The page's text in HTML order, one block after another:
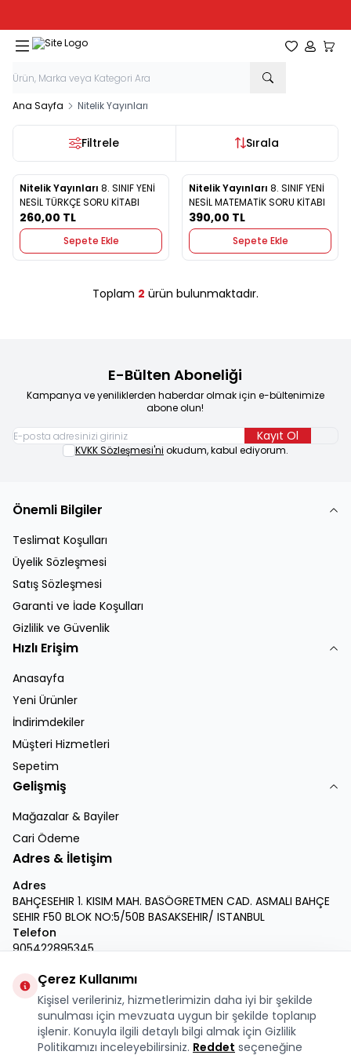
Favorilerim
Hesabım
Ana Sayfa Nitelik Yayınları
Filtrele Sırala
Yeni
Favorilere Ekle
Nitelik Yayınları 8. SINIF YENİ
NESİL TÜRKÇE SORU KİTABI
260,00 TL
Sepete Ekle
Yeni
Favorilere Ekle
Nitelik Yayınları 8. SINIF YENİ
NESİL MATEMATİK SORU KİTABI
390,00 TL
Sepete Ekle
Toplam 2 ürün bulunmaktadır.
E-Bülten Aboneliği
Kampanya ve yeniliklerden haberdar olmak için e-bültenimize
abone olun!
Kayıt Ol
KVKK Sözleşmesi'ni okudum, kabul ediyorum.
Önemli Bilgiler
Teslimat Koşulları
Üyelik Sözleşmesi
Satış Sözleşmesi
Garanti ve İade Koşulları
Gizlilik ve Güvenlik
Hızlı Erişim
Anasayfa
Yeni Ürünler
İndirimdekiler
Müşteri Hizmetleri
Sepetim
Gelişmiş
Mağazalar & Bayiler
Cari Ödeme
Adres & İletişim
Adres
BAHÇESEHIR 1. KISIM MAH. BASÖGRETMEN CAD. ASMALI BAHÇE
SEHIR F50 BLOK NO:5/50B BASAKSEHIR/ ISTANBUL
Telefon
905422895345
info@krmdukkan.com
Facebook
X İnstagram
YoutubeLinkedin
Çerez Kullanımı
Kişisel verileriniz, hizmetlerimizin daha iyi bir şekilde
sunulması için mevzuata uygun bir şekilde toplanıp
işlenir. Konuyla ilgili detaylı bilgi almak için Gizlilik
Politikamızı inceleyebilirsiniz. Reddet seçeneğine